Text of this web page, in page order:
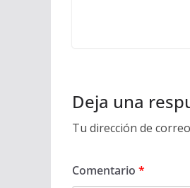
Deja una
Tu dirección de
Comentario *